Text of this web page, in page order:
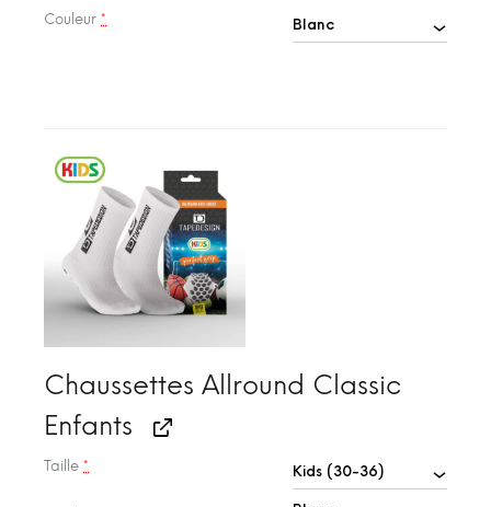
Couleur *
Chaussettes Allround Classic
Enfants
Taille *